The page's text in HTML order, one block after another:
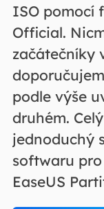
ISO pomocí
Official.
začátečníky
podle výše
druhém.
jednoduchý
softwaru
EaseUS